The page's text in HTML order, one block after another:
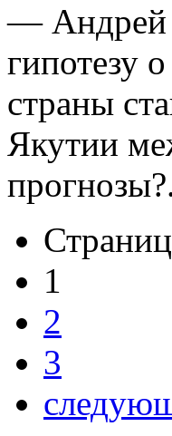
— Андрей
гипотезу
страны
Якутии
1
2
3